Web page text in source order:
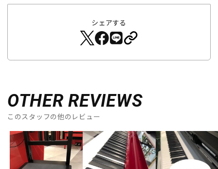
シェアする
OTHER REVIEWS
このスタッフの他のレビュー